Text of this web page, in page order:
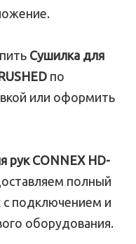
Сушилка для
по
или оформить
рук CONNEX HD-
полный
с подключением и
оборудования.